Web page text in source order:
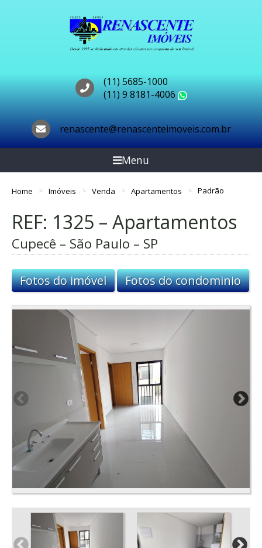
(11) 5685-1000
(11) 9 8181-4006
renascente@renascenteimoveis.com.br
Menu
Home Imóveis Venda Apartamentos Padrão
REF: 1325 – Apartamentos
Cupecê – São Paulo – SP
Fotos do imóvel Fotos do condominio